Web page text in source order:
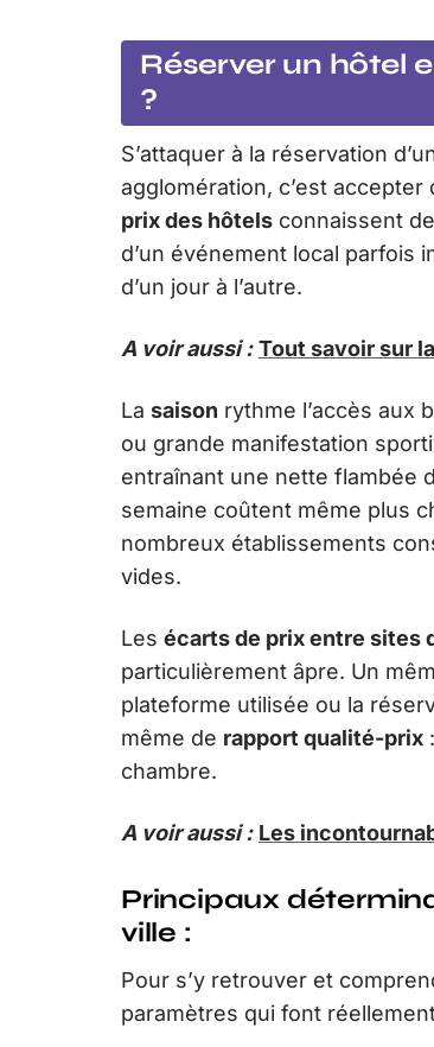
Réserver un hôtel
?
S’attaquer à la réservation
agglomération, c’est
prix des hôtels connaissent
d’un événement local parfois
d’un jour à l’autre.
A voir aussi : Tout savoir sur
La saison rythme l’accès aux
ou grande manifestation
entraînant une nette flambée
semaine coûtent même plus
nombreux établissements
vides.
Les écarts de prix entre sites
particulièrement âpre. Un
plateforme utilisée ou la
même de rapport qualité-prix
chambre.
A voir aussi : Les
Principaux
ville :
Pour s’y retrouver et
paramètres qui font